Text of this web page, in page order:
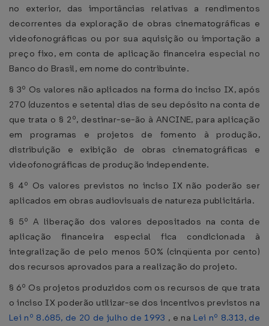
no exterior, das importâncias relativas a rendimentos
decorrentes da exploração de obras cinematográficas e
videofonográficas ou por sua aquisição ou importação a
preço fixo, em conta de aplicação financeira especial no
Banco do Brasil, em nome do contribuinte.
§ 3º Os valores não aplicados na forma do inciso IX, após
270 (duzentos e setenta) dias de seu depósito na conta de
que trata o § 2º, destinar-se-ão à ANCINE, para aplicação
em programas e projetos de fomento à produção,
distribuição e exibição de obras cinematográficas e
videofonográficas de produção independente.
§ 4º Os valores previstos no inciso IX não poderão ser
aplicados em obras audiovisuais de natureza publicitária.
§ 5º A liberação dos valores depositados na conta de
aplicação financeira especial fica condicionada à
integralização de pelo menos 50% (cinqüenta por cento)
dos recursos aprovados para a realização do projeto.
§ 6º Os projetos produzidos com os recursos de que trata
o inciso IX poderão utilizar-se dos incentivos previstos na
Lei nº 8.685, de 20 de julho de 1993 , e na Lei nº 8.313, de